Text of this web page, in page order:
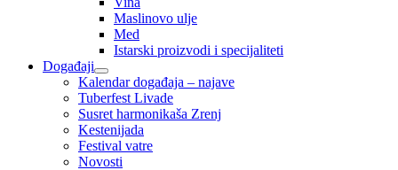
Maslinovo ulje
Med
Istarski proizvodi i specijaliteti
Događaji
Kalendar događaja – najave
Tuberfest Livade
Susret harmonikaša Zrenj
Kestenijada
Festival vatre
Novosti